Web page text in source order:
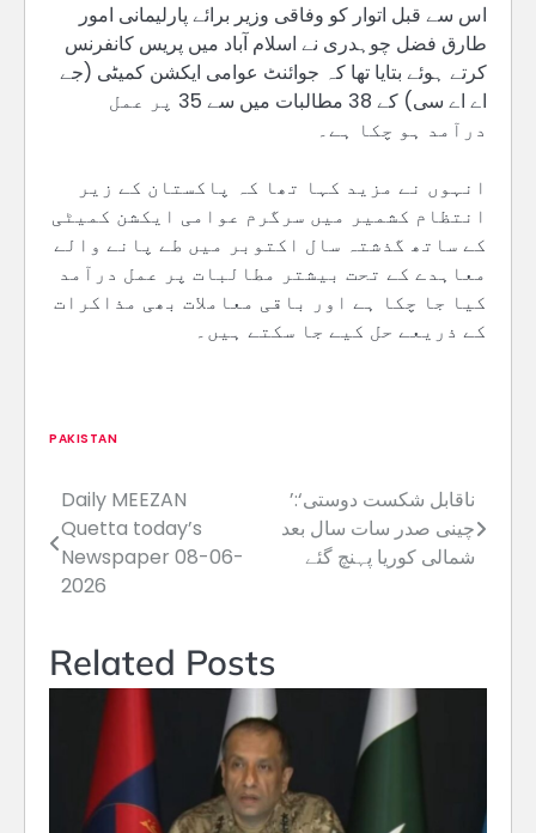
اس سے قبل اتوار کو وفاقی وزیر برائے پارلیمانی امور
طارق فضل چوہدری نے اسلام آباد میں پریس کانفرنس
کرتے ہوئے بتایا تھا کہ جوائنٹ عوامی ایکشن کمیٹی (جے
اے اے سی) کے 38 مطالبات میں سے 35 پر عمل
درآمد ہو چکا ہے۔
انہوں نے مزید کہا تھا کہ پاکستان کے زیر
انتظام کشمیر میں سرگرم عوامی ایکشن کمیٹی
کے ساتھ گذشتہ سال اکتوبر میں طے پانے والے
معاہدے کے تحت بیشتر مطالبات پر عمل درآمد
کیا جا چکا ہے اور باقی معاملات بھی مذاکرات
کے ذریعے حل کیے جا سکتے ہیں۔
PAKISTAN
Post
navigation
Daily MEEZAN
Quetta today’s
Newspaper 08-06-
2026
’ناقابل شکست دوستی‘:
چینی صدر سات سال بعد
شمالی کوریا پہنچ گئے
Related Posts